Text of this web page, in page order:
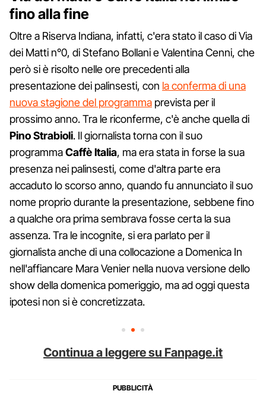
fino alla fine
Oltre a Riserva Indiana, infatti, c'era stato il caso di Via
dei Matti n°0, di Stefano Bollani e Valentina Cenni, che
però si è risolto nelle ore precedenti alla
presentazione dei palinsesti, con la conferma di una
nuova stagione del programma prevista per il
prossimo anno. Tra le riconferme, c'è anche quella di
Pino Strabioli. Il giornalista torna con il suo
programmaCaffè Italia, ma era stata in forse la sua
presenza nei palinsesti, come d'altra parte era
accaduto lo scorso anno, quando fu annunciato il suo
nome proprio durante la presentazione, sebbene fino
a qualche ora prima sembrava fosse certa la sua
assenza. Tra le incognite, si era parlato per il
giornalista anche di una collocazione a Domenica In
nell'affiancare Mara Venier nella nuova versione dello
show della domenica pomeriggio, ma ad oggi questa
ipotesi non si è concretizzata.
Continua a leggere su Fanpage.it